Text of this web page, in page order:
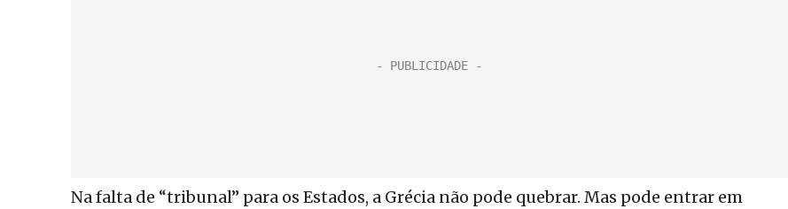
Na falta de “tribunal” para os Estados, a Grécia não pode quebrar. Mas pode entrar em